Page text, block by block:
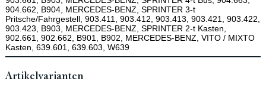
904.662, B904, MERCEDES-BENZ, SPRINTER 3-t
Pritsche/Fahrgestell, 903.411, 903.412, 903.413, 903.421, 903.422,
903.423, B903, MERCEDES-BENZ, SPRINTER 2-t Kasten,
902.661, 902.662, B901, B902, MERCEDES-BENZ, VITO / MIXTO
Kasten, 639.601, 639.603, W639
Artikelvarianten